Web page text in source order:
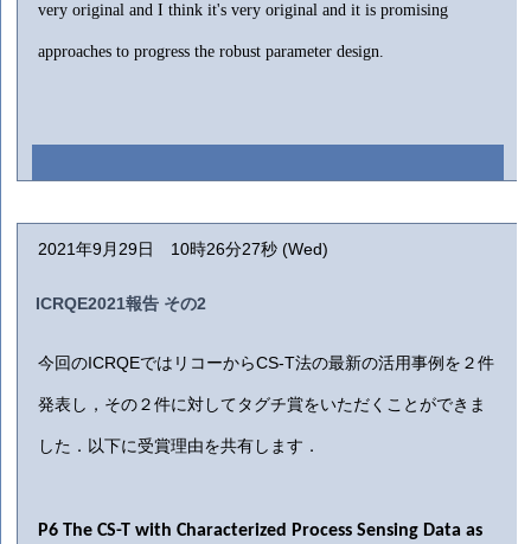
very original and I think it's very original and it is promising
approaches to progress the robust parameter design.
2021年9月29日 10時26分27秒 (Wed)
ICRQE2021報告 その2
今回のICRQEではリコーからCS-T法の最新の活用事例を２件
発表し，その２件に対してタグチ賞をいただくことができま
した．以下に受賞理由を共有します．
P6 The CS-T with Characterized Process Sensing Data as